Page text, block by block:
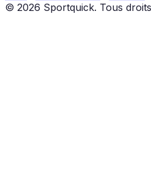
© 2026 Sportquick. Tous